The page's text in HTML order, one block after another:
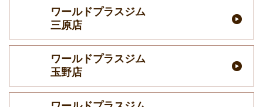
ワールドプラスジム
三原店
ワールドプラスジム
玉野店